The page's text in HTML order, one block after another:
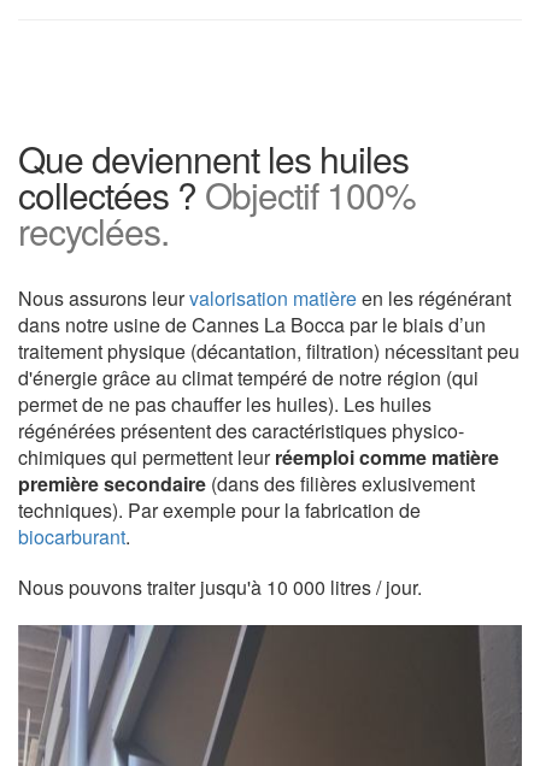
Que deviennent les huiles
collectées ? Objectif 100%
recyclées.
Nous assurons leurvalorisation matièreen les régénérant
dans notre usine de Cannes La Bocca par le biais d’un
traitement physique (décantation, filtration) nécessitant peu
d'énergie grâce au climat tempéré de notre région (qui
permet de ne pas chauffer les huiles). Les huiles
régénérées présentent des caractéristiques physico-
chimiques qui permettent leurréemploi comme matière
première secondaire (dans des filières exlusivement
techniques). Par exemple pour la fabrication de
biocarburant.
Nous pouvons traiter jusqu'à 10 000 litres / jour.